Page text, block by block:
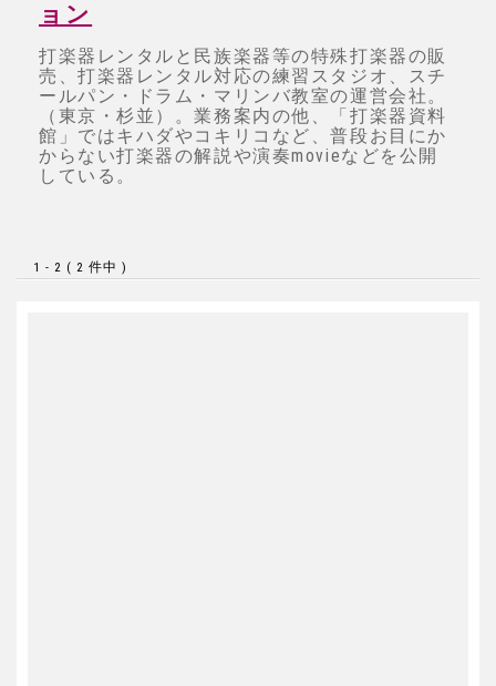
ョン
打楽器レンタルと民族楽器等の特殊打楽器の販
売、打楽器レンタル対応の練習スタジオ、スチ
ールパン・ドラム・マリンバ教室の運営会社。
（東京・杉並）。業務案内の他、「打楽器資料
館」ではキハダやコキリコなど、普段お目にか
からない打楽器の解説や演奏movieなどを公開
している。
1 - 2 ( 2 件中 )